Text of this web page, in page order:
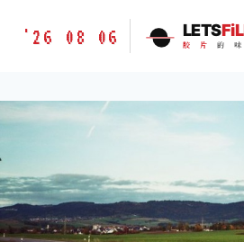
胶
味
道
'26 08 06 LETS
胶 片 的 味